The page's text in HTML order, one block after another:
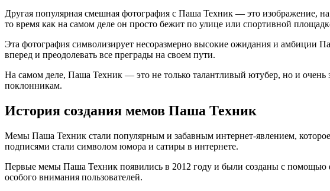
Другая популярная смешная фотография с Паша Техник — это изображение,
то время как на самом деле он просто бежит по улице или спортивной
Эта фотография символизирует несоразмерно высокие ожидания и амбиции
вперед и преодолевать все преграды на своем пути.
На самом деле, Паша Техник — это не только талантливый ютубер, но и
поклонникам.
История создания мемов Паша Техник
Мемы Паша Техник стали популярным и забавным интернет-явлением,
подписями стали символом юмора и сатиры в интернете.
Первые мемы Паша Техник появились в 2012 году и были созданы с помощью
особого внимания пользователей.